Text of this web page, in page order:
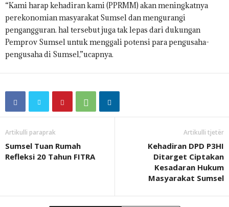
“Kami harap kehadiran kami (PPRMM) akan meningkatnya
perekonomian masyarakat Sumsel dan mengurangi
pengangguran. hal tersebut juga tak lepas dari dukungan
Pemprov Sumsel untuk menggali potensi para pengusaha-
pengusaha di Sumsel,”ucapnya.
Artikulli paraprak
Sumsel Tuan Rumah
Refleksi 20 Tahun FITRA
Artikulli tjetër
Kehadiran DPD P3HI
Ditarget Ciptakan
Kesadaran Hukum
Masyarakat Sumsel